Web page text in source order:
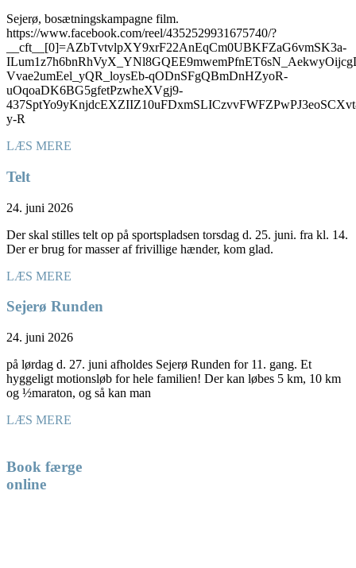
Sejerø, bosætningskampagne film.
https://www.facebook.com/reel/4352529931675740/?
__cft__[0]=AZbTvtvlpXY9xrF22AnEqCm0UBKFZaG6vmSK3a-
Vvae2umEel_yQR_loysEb-qODnSFgQBmDnHZyoR-
uOqoaDK6BG5gfetPzwheXVgj9-
y-R
LÆS MERE
Telt
24. juni 2026
Der skal stilles telt op på sportspladsen torsdag d. 25. juni. fra kl. 14.
Der er brug for masser af frivillige hænder, kom glad.
LÆS MERE
Sejerø Runden
24. juni 2026
på lørdag d. 27. juni afholdes Sejerø Runden for 11. gang. Et
hyggeligt motionsløb for hele familien! Der kan løbes 5 km, 10 km
og ½maraton, og så kan man
LÆS MERE
Book færge
online